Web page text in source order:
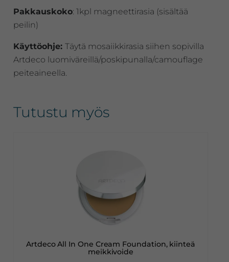
Pakkauskoko: 1kpl magneettirasia (sisältää
peilin)
Käyttöohje: Täytä mosaiikkirasia siihen sopivilla
Artdeco luomiväreillä/poskipunalla/camouflage
peiteaineella.
Tutustu myös
Artdeco All In One Cream Foundation, kiinteä
meikkivoide